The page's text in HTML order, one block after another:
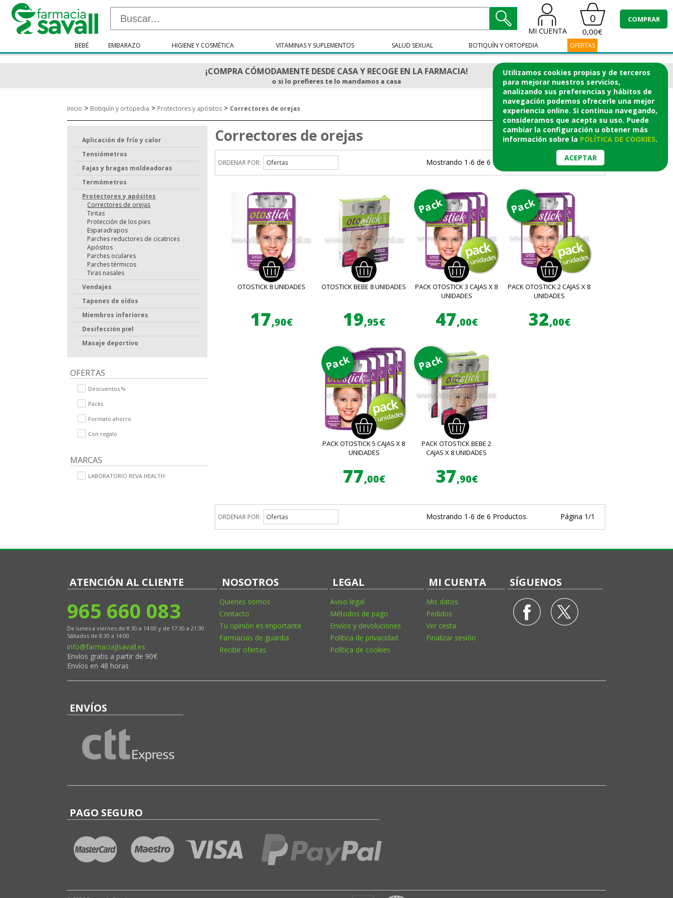
Utilizamos cookies propias y de terceros
para mejorar nuestros servicios,
analizando sus preferencias y hábitos de
navegación podemos ofrecerle una mejor
experiencia online. Si continua navegando,
consideramos que acepta su uso. Puede
cambiar la configuración u obtener más
información sobre la POLÍTICA DE COOKIES.
ACEPTAR
MI CUENTA
0
0,00€
COMPRAR
BEBÉ EMBARAZO HIGIENE Y COSMÉTICA VITAMINAS Y SUPLEMENTOS SALUD SEXUAL BOTIQUÍN Y ORTOPEDIA OFERTAS
¡COMPRA CÓMODAMENTE DESDE CASA Y RECOGE EN LA FARMACIA!
o si lo prefieres te lo mandamos a casa
Inicio > Botiquín y ortopedia > Protectores y apósitos > Correctores de orejas
Aplicación de frío y calor
Tensiómetros
Fajas y bragas moldeadoras
Termómetros
Protectores y apósitos
Correctores de orejas
Tiritas
Protección de los pies
Esparadrapos
Parches reductores de cicatrices
Apósitos
Parches oculares
Parches térmicos
Tiras nasales
Vendajes
Tapones de oídos
Miembros inferiores
Desifección piel
Masaje deportivo
OFERTAS
Descuentos %
Packs
Formato ahorro
Con regalo
MARCAS
LABORATORIO REVA HEALTH
Correctores de orejas
ORDENAR POR: Ofertas Mostrando 1-6 de 6 Productos. Página 1/1
OTOSTICK 8 UNIDADES
17,90€
OTOSTICK BEBE 8 UNIDADES
19,95€
Pack
PACK OTOSTICK 3 CAJAS X 8
UNIDADES
47,00€
Pack
PACK OTOSTICK 2 CAJAS X 8
UNIDADES
32,00€
Pack
PACK OTOSTICK 5 CAJAS X 8
UNIDADES
77,00€
Pack
PACK OTOSTICK BEBE 2
CAJAS X 8 UNIDADES
37,90€
ORDENAR POR: Ofertas Mostrando 1-6 de 6 Productos. Página 1/1
ATENCIÓN AL CLIENTE
965 660 083
De lunes a viernes de 8:30 a 14:00 y de 17:30 a 21:30
Sábados de 8:30 a 14:00
info@farmaciajlsavall.es
Envíos gratis a partir de 90€
Envíos en 48 horas
NOSOTROS
Quienes somos
Contacto
Tu opinión es importante
Farmacias de guardia
Recibir ofertas
LEGAL
Aviso legal
Métodos de pago
Envíos y devoluciones
Política de privacidad
Política de cookies
MI CUENTA
Mis datos
Pedidos
Ver cesta
Finalizar sesión
SÍGUENOS
ENVÍOS
PAGO SEGURO